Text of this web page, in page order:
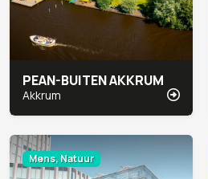
PEAN-BUITEN AKKRUM
Akkrum
Mens, Natuur